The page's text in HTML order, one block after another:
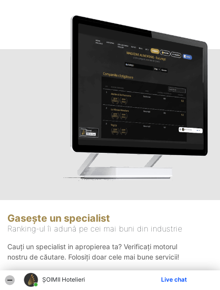
ȘOIMII Hotelieri Live chat
Gasește un specialist
Ranking-ul îi adună pe cei mai buni din industrie
Cauți un specialist in apropierea ta? Verificați motorul
nostru de căutare. Folosiți doar cele mai bune servicii!